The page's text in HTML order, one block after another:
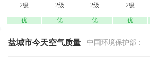
2级
优
2级
优
2级
优
2级
优
盐城市今天空气质量 中国环境保护部：